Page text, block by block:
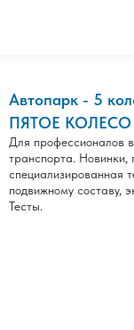
Автопарк - 5
ПЯТОЕ КОЛЕСО
Для профессионалов
транспорта. Новинки,
специализированная
подвижному составу,
Тесты.